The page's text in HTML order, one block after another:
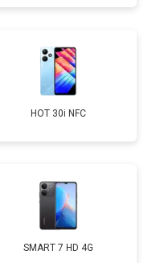
HOT 30i NFC
SMART 7 HD 4G